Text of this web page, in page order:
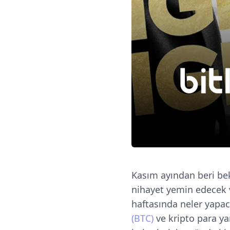
Kasım ayından beri
nihayet yemin
haftasında neler
(BTC) ve kripto para